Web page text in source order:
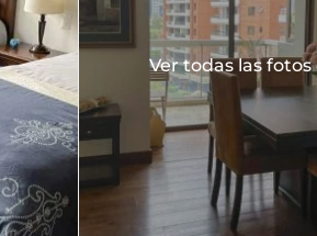
Ver todas las fotos